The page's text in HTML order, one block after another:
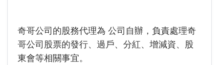
奇哥公司的股務代理為 公司自辦，負責處理奇
哥公司股票的發行、過戶、分紅、增減資、股
東會等相關事宜。